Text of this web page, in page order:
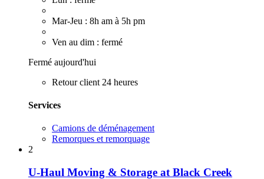
Mar-Jeu : 8h am à 5h pm
Ven au dim : fermé
Fermé aujourd'hui
Retour client 24 heures
Services
Camions de déménagement
Remorques et remorquage
2
U-Haul Moving & Storage at Black Creek